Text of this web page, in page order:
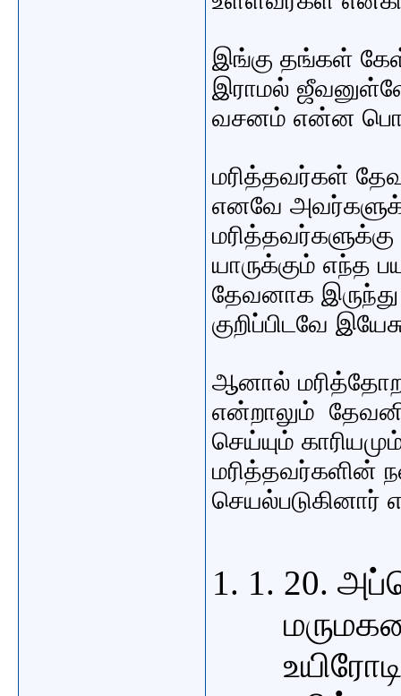
இங்கு தங்கள்
இராமல்
வசனம் என்ன
மரித்தவர்கள்
எனவே
யாருக்கும் எந்த
தேவனாக
குறிப்பிடவே
ஆனால்
என்றாலும்
செய்யும்
மரித்தவர்களின்
செயல்படுகினார்
20.